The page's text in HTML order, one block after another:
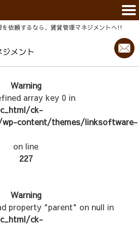
依頼するなら、賃貸管理マネジメントヘ!!
Warning
array key 0 in
ck-
wp-content/themes/linksoftware-
on line
227
Warning
property "parent" on null in
ck-